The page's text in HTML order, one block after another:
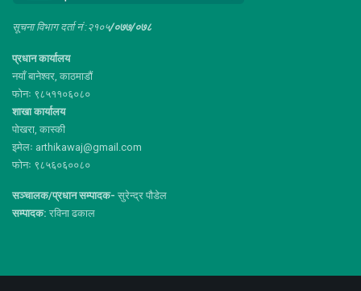
सूचना विभाग दर्ता नं :२१०५/०७७/०७८
प्रधान कार्यालय
नयाँ बानेश्वर, काठमाडौं
फोनः ९८५११०६०८०
शाखा कार्यालय
पोखरा, कास्की
इमेलः arthikawaj@gmail.com
फोनः ९८५६०६००८०
सञ्चालक/प्रधान सम्पादक- सुरेन्द्र पौडेल
सम्पादक: रविना ढकाल